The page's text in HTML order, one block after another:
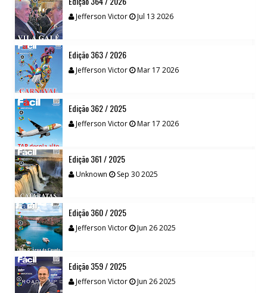
Jefferson Victor Jul 13 2026
Edição 363 / 2026
Jefferson Victor Mar 17 2026
Edição 362 / 2025
Jefferson Victor Mar 17 2026
Edição 361 / 2025
Unknown Sep 30 2025
Edição 360 / 2025
Jefferson Victor Jun 26 2025
Edição 359 / 2025
Jefferson Victor Jun 26 2025